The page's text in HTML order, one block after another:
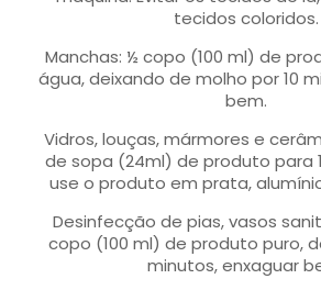
tecidos coloridos.
Manchas: ½ copo (100 ml) de
água, deixando de molho por 10
bem.
Vidros, louças, mármores e
de sopa (24ml) de produto para
use o produto em prata,
Desinfecção de pias, vasos
copo (100 ml) de produto puro,
minutos, enxaguar